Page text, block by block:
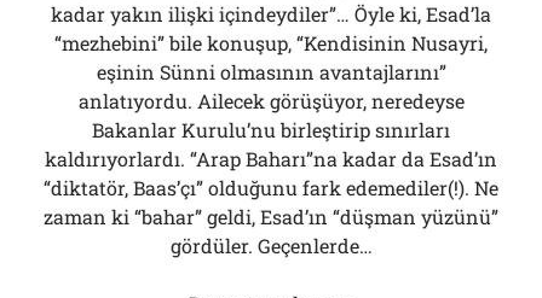
Papazın “Komutanı” Ayasofya ve Patrikhane İçin ABD’yi Göreve
Çağırdı!..
31/07/2026
Bölmediğiniz Bir O Kalmıştı!..
29/07/2026
Arşivler
kadar yakın ilişki içindeydiler”… Öyle ki, Esad’la
“mezhebini” bile konuşup, “Kendisinin Nusayri,
eşinin Sünni olmasının avantajlarını”
anlatıyordu. Ailecek görüşüyor, neredeyse
Bakanlar Kurulu’nu birleştirip sınırları
kaldırıyorlardı. “Arap Baharı”na kadar da Esad’ın
“diktatör, Baas’çı” olduğunu fark edemediler(!). Ne
zaman ki “bahar” geldi, Esad’ın “düşman yüzünü”
gördüler. Geçenlerde…